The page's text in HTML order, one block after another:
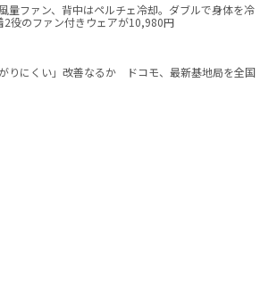
量ファン、背中はペルチェ冷却。ダブルで身体を冷
2役のファン付きウェアが10,980円
がりにくい」改善なるか ドコモ、最新基地局を全国